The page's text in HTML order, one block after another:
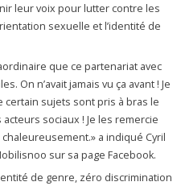
leur voix pour lutter contre les
sexuelle et l’identité de
que ce partenariat avec
On n’avait jamais vu ça avant ! Je
certain sujets sont pris à bras le
sociaux ! Je les remercie
a indiqué Cyril
sur sa page Facebook.
de genre, zéro discrimination